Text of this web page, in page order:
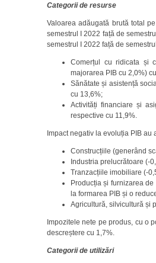
Categorii de resurse
Valoarea adăugată brută total
semestrul I 2022 față de
semestrul I 2022 față de
Comerțul cu ridicata și
majorarea PIB cu 2,0%)
Sănătate și asistență
cu 13,6%;
Activități financiare și
respective cu 11,9%.
Impact negativ la evoluția PIB au
Construcțiile (generând
Industria prelucrătoare (-
Tranzacțiile imobiliare (-
Producția și furnizarea
la formarea PIB și o
Agricultură, silvicultură și
Impozitele nete pe produs, cu o
descreștere cu 1,7%.
Categorii de utilizări